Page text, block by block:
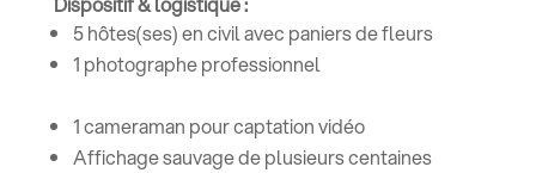
5 hôtes(ses)en civil avec paniers de fleurs
1 photographe professionnel
1 cameraman pour captation vidéo
Affichage sauvage deplusieurs centaines